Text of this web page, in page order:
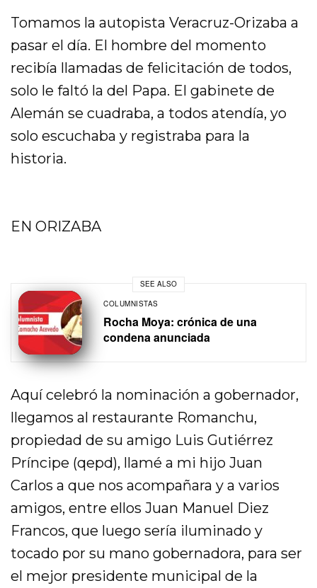
Tomamos la autopista Veracruz-Orizaba a
pasar el día. El hombre del momento
recibía llamadas de felicitación de todos,
solo le faltó la del Papa. El gabinete de
Alemán se cuadraba, a todos atendía, yo
solo escuchaba y registraba para la
historia.
EN ORIZABA
SEE ALSO
COLUMNISTAS
Rocha Moya: crónica de una
condena anunciada
Aquí celebró la nominación a gobernador,
llegamos al restaurante Romanchu,
propiedad de su amigo Luis Gutiérrez
Príncipe (qepd), llamé a mi hijo Juan
Carlos a que nos acompañara y a varios
amigos, entre ellos Juan Manuel Diez
Francos, que luego sería iluminado y
tocado por su mano gobernadora, para ser
el mejor presidente municipal de la